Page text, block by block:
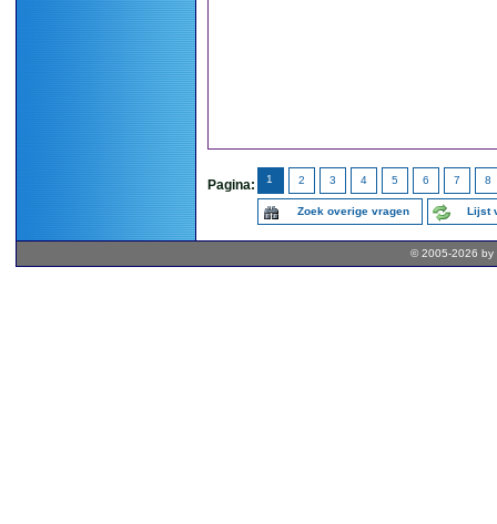
Pagina: 1 2 3 4 5 6 7 8
Zoek overige vragen Lijst
© 2005-2026 by